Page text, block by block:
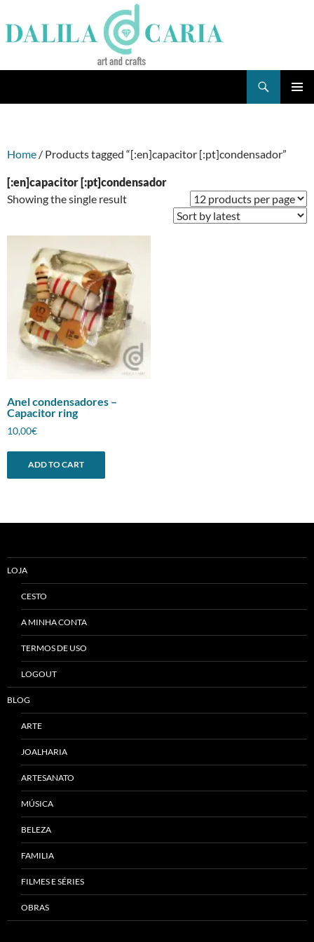
to
content
Home / Products tagged “[:en]capacitor [:pt]condensador”
[:en]capacitor [:pt]condensador
Showing the single result
Anel condensadores –
Capacitor ring
10,00€
ADD TO CART
LOJA
CESTO
A MINHA CONTA
TERMOS DE USO
LOGOUT
BLOG
ARTE
JOALHARIA
ARTESANATO
MÚSICA
BELEZA
FAMILIA
FILMES E SÉRIES
OBRAS